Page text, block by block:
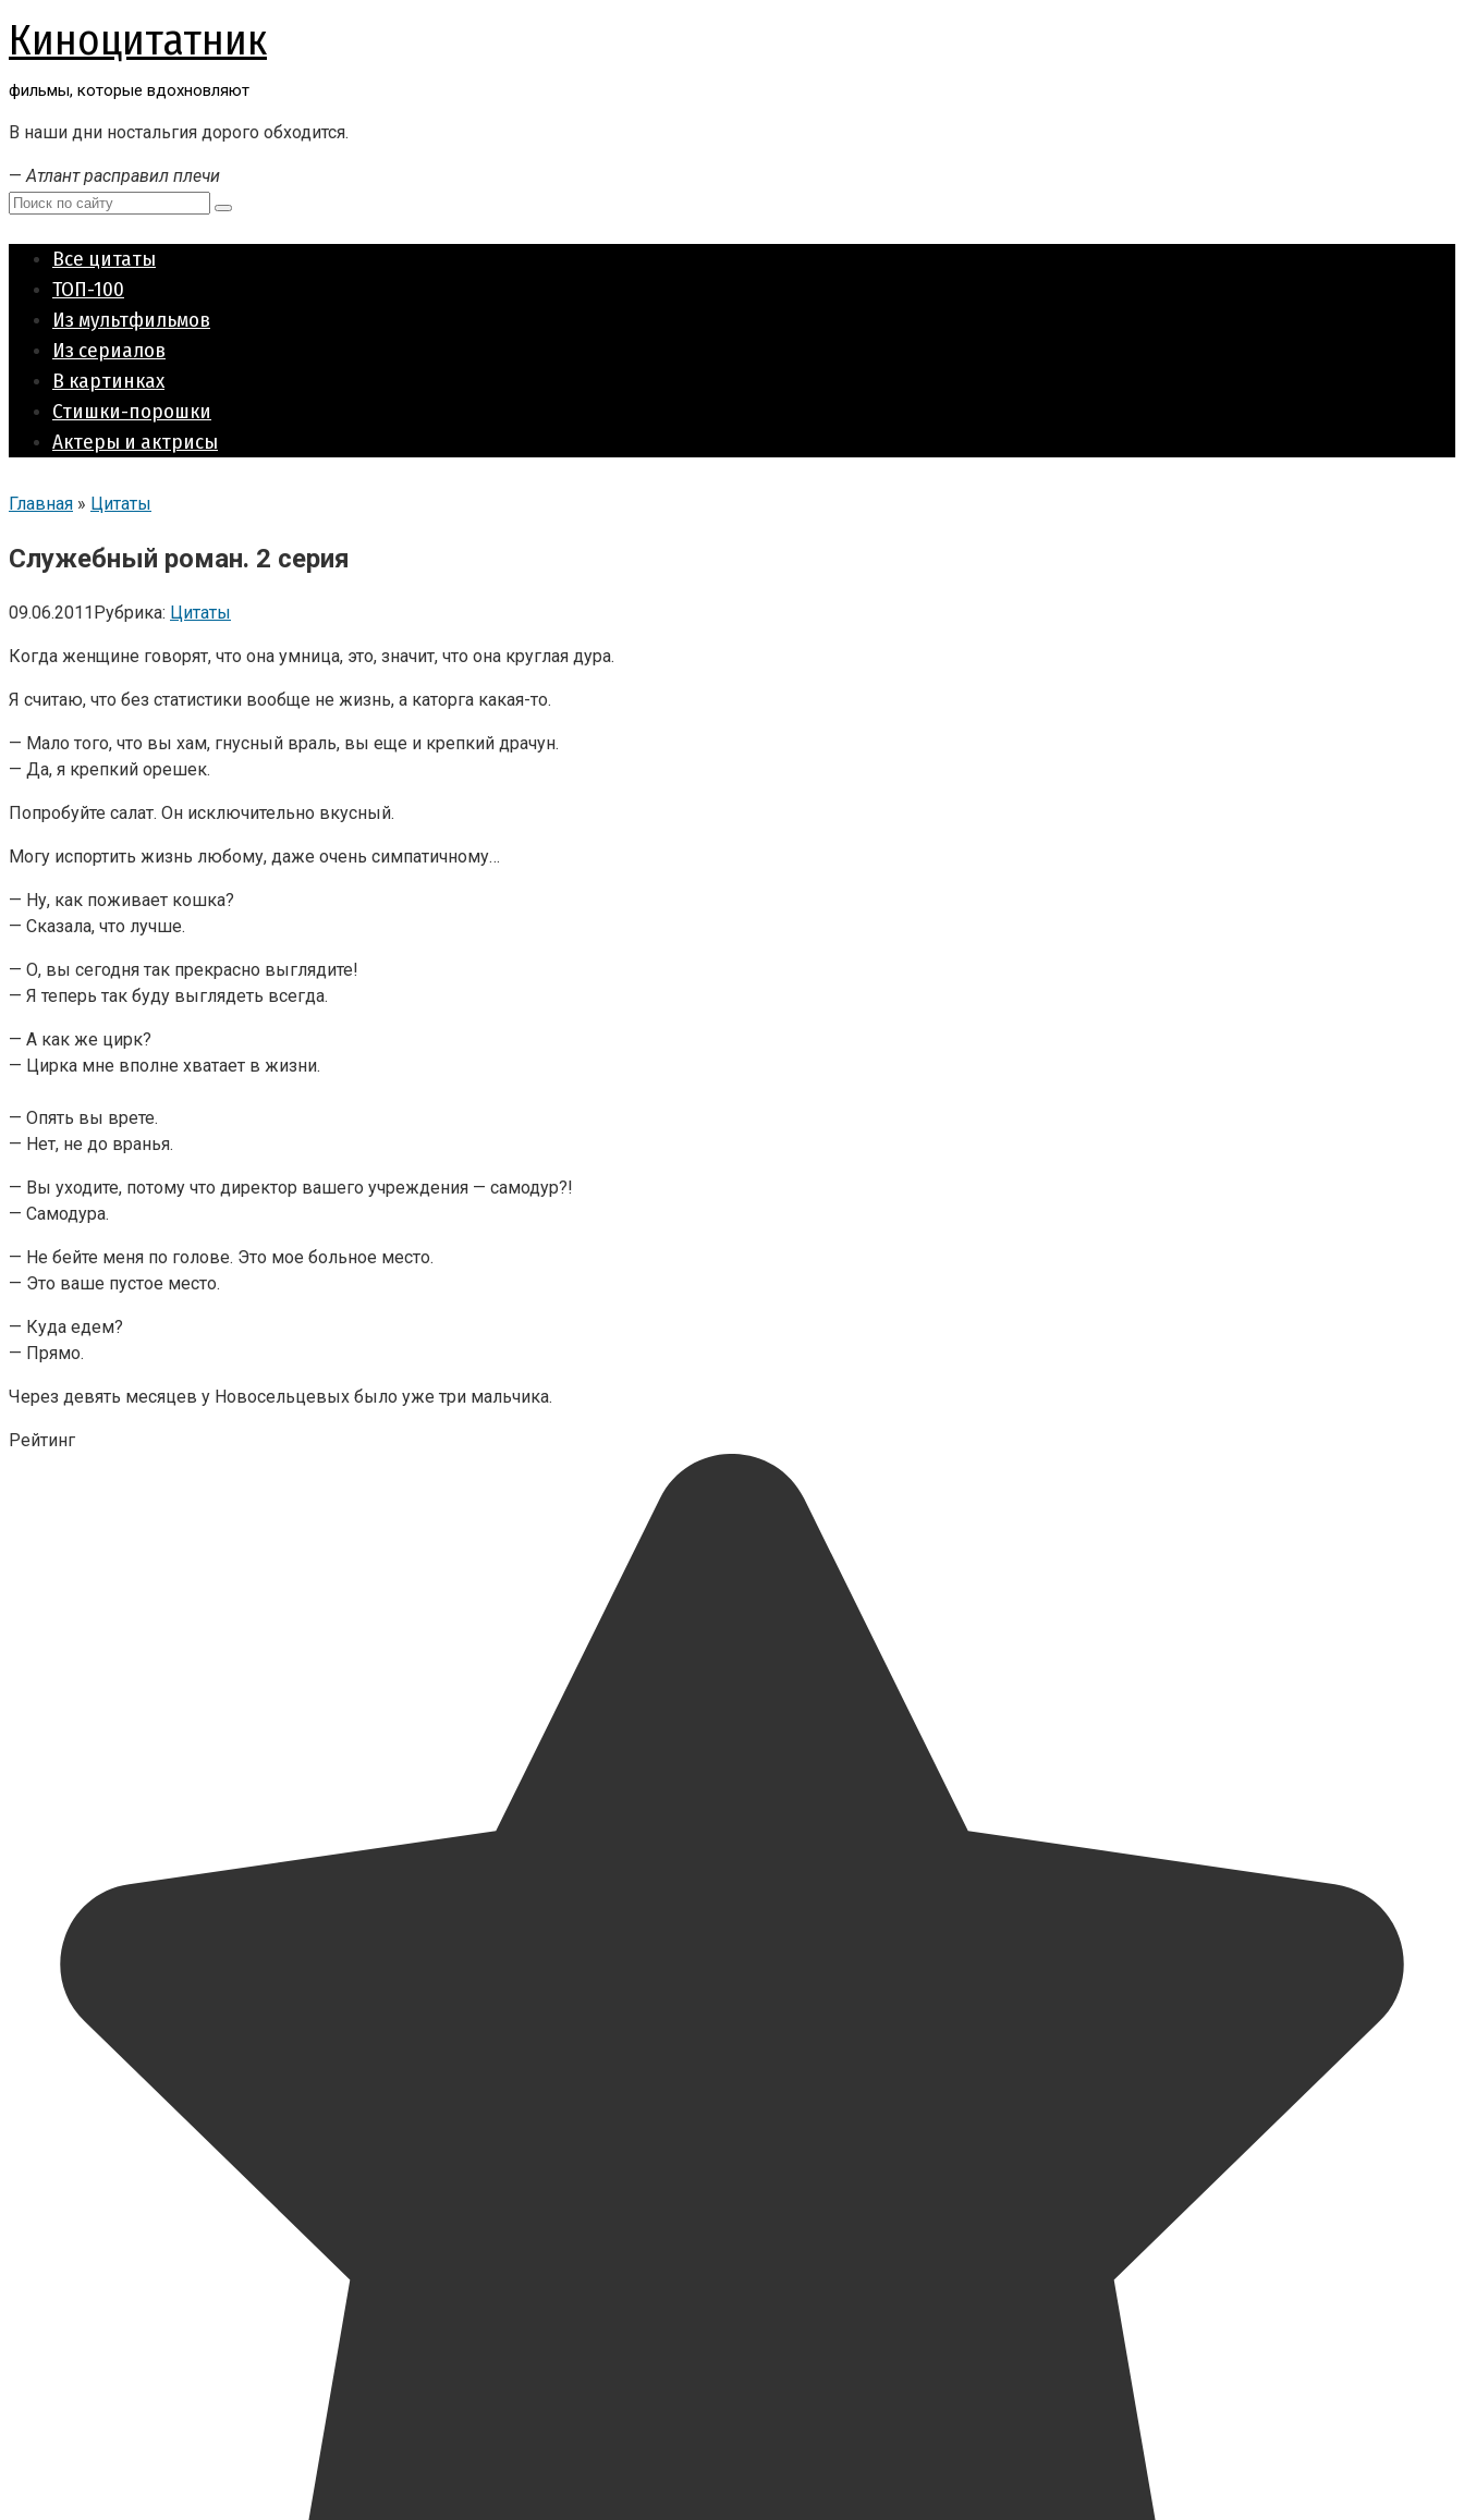
Перейти
к
Киноцитатник
фильмы, которые вдохновляют
В наши дни ностальгия дорого обходится.
—Атлант расправил плечи
Поиск:
Все цитаты
ТОП-100
Из мультфильмов
Из сериалов
В картинках
Стишки-порошки
Актеры и актрисы
Главная » Цитаты
Служебный роман. 2 серия
09.06.2011Рубрика: Цитаты
Когда женщине говорят, что она умница, это, значит, что она круглая дура.
Я считаю, что без статистики вообще не жизнь, а каторга какая-то.
— Мало того, что вы хам, гнусный враль, вы еще и крепкий драчун.
— Да, я крепкий орешек.
Попробуйте салат. Он исключительно вкусный.
Могу испортить жизнь любому, даже очень симпатичному…
— Ну, как поживает кошка?
— Сказала, что лучше.
— О, вы сегодня так прекрасно выглядите!
— Я теперь так буду выглядеть всегда.
— А как же цирк?
— Цирка мне вполне хватает в жизни.
— Опять вы врете.
— Нет, не до вранья.
— Вы уходите, потому что директор вашего учреждения — самодур?!
— Самодура.
— Не бейте меня по голове. Это мое больное место.
— Это ваше пустое место.
— Куда едем?
— Прямо.
Через девять месяцев у Новосельцевых было уже три мальчика.
Рейтинг